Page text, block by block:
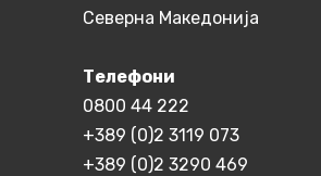
Северна Македонија
Телефони
0800 44 222
+389 (0)2 3119 073
+389 (0)2 3290 469